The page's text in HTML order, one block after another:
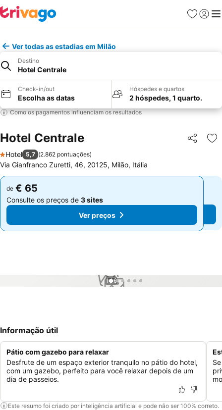
Favoritos
Iniciar
Ver todas as estadias em Milão
Destino
Hotel Centrale
Check-in/out
Escolha as datas
Hóspedes e quartos
2 hóspedes, 1 quarto.
Como os pagamentos influenciam os resultados
Hotel Centrale Partilhar
1 Estrelas
Hotel 5,7 (2.862 pontuações)
Via Gianfranco Zuretti, 46, 20125, Milão, Itália
de € 65
Consulte os preços de 3 sites
Ver preços
de € 65
Consulte os preços de 3 sites
Ver preços
1 / 6
Informação útil
Pátio com gazebo para relaxar
Desfrute de um espaço exterior tranquilo no pátio do hotel,
com um gazebo, perfeito para você relaxar depois de um
dia de passeios.
Este resumo foi criado por inteligência artificial e pode não ser 100% correto.